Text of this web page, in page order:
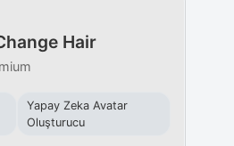
Hair
Yapay Zeka Avatar
Oluşturucu